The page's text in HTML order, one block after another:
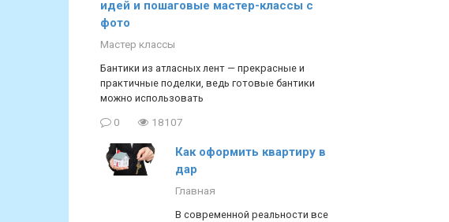
идей и пошаговые мастер-классы с
фото
Мастер классы
Бантики из атласных лент — прекрасные и
практичные поделки, ведь готовые бантики
можно использовать
0 18107
Как оформить квартиру в
дар
Главная
В современной реальности все